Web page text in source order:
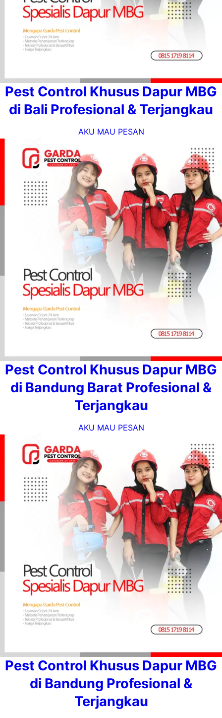
Pest Control Khusus Dapur MBG
di Bali Profesional & Terjangkau
AKU MAU PESAN
Pest Control Khusus Dapur MBG
di Bandung Barat Profesional &
Terjangkau
AKU MAU PESAN
Pest Control Khusus Dapur MBG
di Bandung Profesional &
Terjangkau